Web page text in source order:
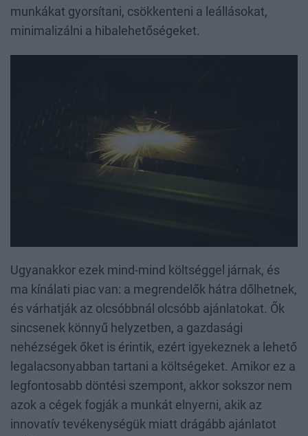
munkákat gyorsítani, csökkenteni a leállásokat,
minimalizálni a hibalehetőségeket.
Ugyanakkor ezek mind-mind költséggel járnak, és
ma kínálati piac van: a megrendelők hátra dőlhetnek,
és várhatják az olcsóbbnál olcsóbb ajánlatokat. Ők
sincsenek könnyű helyzetben, a gazdasági
nehézségek őket is érintik, ezért igyekeznek a lehető
legalacsonyabban tartani a költségeket. Amikor ez a
legfontosabb döntési szempont, akkor sokszor nem
azok a cégek fogják a munkát elnyerni, akik az
innovatív tevékenységük miatt drágább ajánlatot